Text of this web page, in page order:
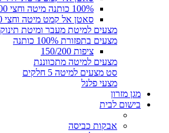
100% כותנה מיטה וחצי 120/200
סאטן אל קמט מיטה וחצי 120/200
מצעים למיטת מעבר ומיטת תינוק
מצעים בתפזורת 100% כותנה
ציפות 150/200
מצעים למיטה מתכווננת
סט מצעים למיטה 5 חלקים
מצעי פלנל
מגן מזרון
בישום לבית
אבקות כביסה